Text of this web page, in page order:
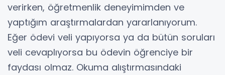
verirken, öğretmenlik deneyimimden ve
yaptığım araştırmalardan yararlanıyorum.
Eğer ödevi veli yapıyorsa ya da bütün soruları
veli cevaplıyorsa bu ödevin öğrenciye bir
faydası olmaz. Okuma alıştırmasındaki